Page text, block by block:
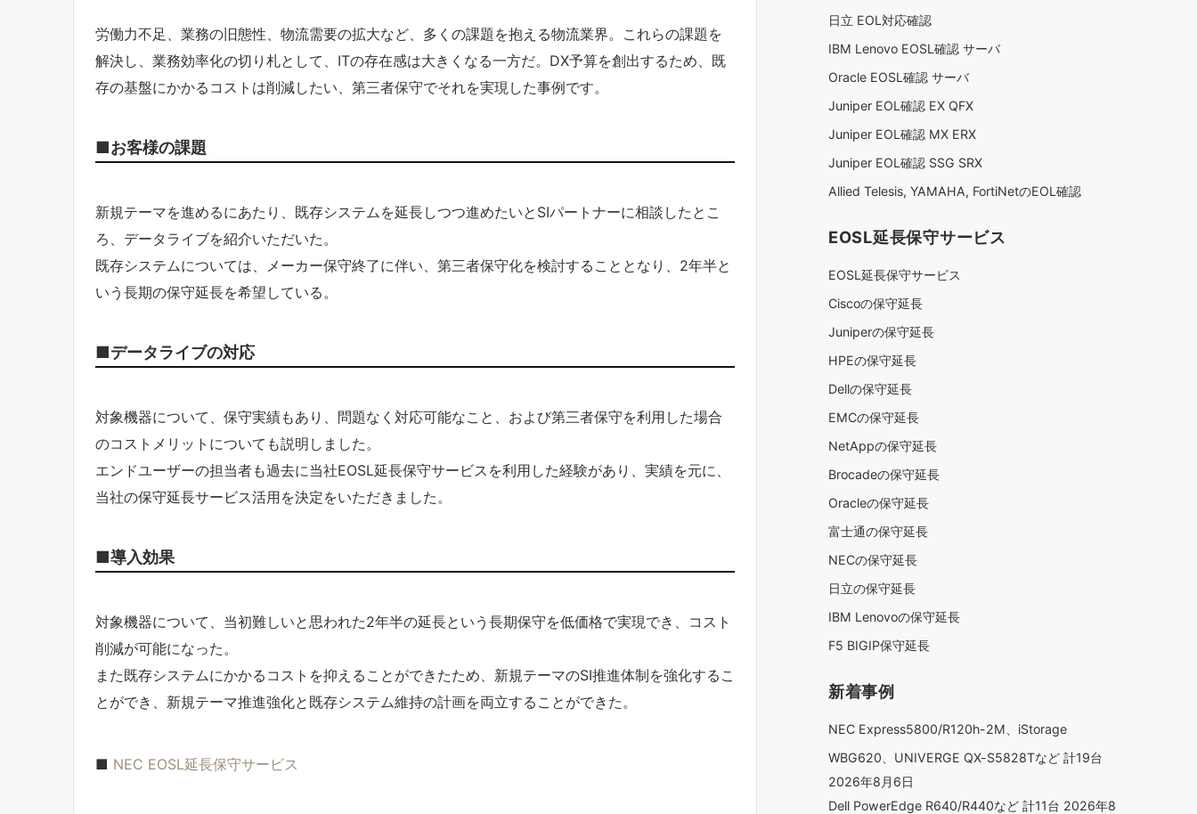
労働力不足、業務の旧態性、物流需要の拡大など、多くの課題を抱える物流業界。これらの課題を
解決し、業務効率化の切り札として、ITの存在感は大きくなる一方だ。DX予算を創出するため、既
存の基盤にかかるコストは削減したい、第三者保守でそれを実現した事例です。
■お客様の課題
新規テーマを進めるにあたり、既存システムを延長しつつ進めたいとSIパートナーに相談したとこ
ろ、データライブを紹介いただいた。
既存システムについては、メーカー保守終了に伴い、第三者保守化を検討することとなり、2年半と
いう長期の保守延長を希望している。
■データライブの対応
対象機器について、保守実績もあり、問題なく対応可能なこと、および第三者保守を利用した場合
のコストメリットについても説明しました。
エンドユーザーの担当者も過去に当社EOSL延長保守サービスを利用した経験があり、実績を元に、
当社の保守延長サービス活用を決定をいただきました。
■導入効果
対象機器について、当初難しいと思われた2年半の延長という長期保守を低価格で実現でき、コスト
削減が可能になった。
また既存システムにかかるコストを抑えることができたため、新規テーマのSI推進体制を強化するこ
とができ、新規テーマ推進強化と既存システム維持の計画を両立することができた。
■ NEC EOSL延長保守サービス
日立 EOL対応確認
IBM Lenovo EOSL確認 サーバ
Oracle EOSL確認 サーバ
Juniper EOL確認 EX QFX
Juniper EOL確認 MX ERX
Juniper EOL確認 SSG SRX
Allied Telesis, YAMAHA, FortiNetのEOL確認
EOSL延長保守サービス
EOSL延長保守サービス
Ciscoの保守延長
Juniperの保守延長
HPEの保守延長
Dellの保守延長
EMCの保守延長
NetAppの保守延長
Brocadeの保守延長
Oracleの保守延長
富士通の保守延長
NECの保守延長
日立の保守延長
IBM Lenovoの保守延長
F5 BIGIP保守延長
新着事例
NEC Express5800/R120h-2M、iStorage
WBG620、UNIVERGE QX-S5828Tなど 計19台
2026年8月6日
Dell PowerEdge R640/R440など 計11台 2026年8